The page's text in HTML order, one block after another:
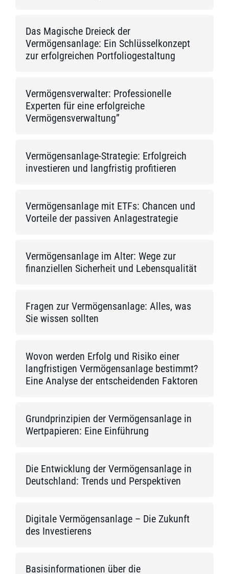
Das Magische Dreieck der
Vermögensanlage: Ein Schlüsselkonzept
zur erfolgreichen Portfoliogestaltung
Vermögensverwalter: Professionelle
Experten für eine erfolgreiche
Vermögensverwaltung”
Vermögensanlage-Strategie: Erfolgreich
investieren und langfristig profitieren
Vermögensanlage mit ETFs: Chancen und
Vorteile der passiven Anlagestrategie
Vermögensanlage im Alter: Wege zur
finanziellen Sicherheit und Lebensqualität
Fragen zur Vermögensanlage: Alles, was
Sie wissen sollten
Wovon werden Erfolg und Risiko einer
langfristigen Vermögensanlage bestimmt?
Eine Analyse der entscheidenden Faktoren
Grundprinzipien der Vermögensanlage in
Wertpapieren: Eine Einführung
Die Entwicklung der Vermögensanlage in
Deutschland: Trends und Perspektiven
Digitale Vermögensanlage – Die Zukunft
des Investierens
Basisinformationen über die